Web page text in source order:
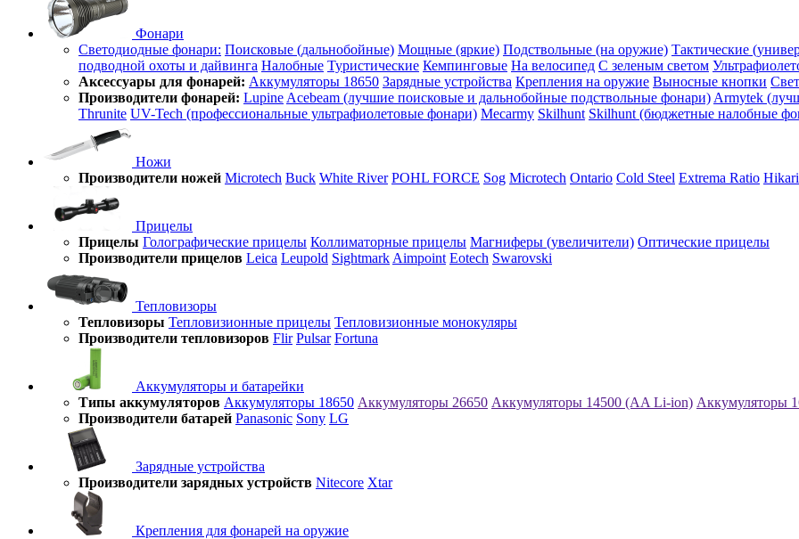
Фонари
Светодиодные фонари: Поисковые (дальнобойные) Мощные (яркие) Подствольные (на оружие) Тактические
подводной охоты и дайвинга Налобные Туристические Кемпинговые На велосипед С зеленым светом
Аксессуары для фонарей: Аккумуляторы 18650 Зарядные устройства Крепления на оружие Выносные кнопки
Производители фонарей: Lupine Acebeam (лучшие поисковые и дальнобойные подствольные фонари) Armytek
Thrunite UV-Tech (профессиональные ультрафиолетовые фонари) Mecarmy Skilhunt Skilhunt (бюджетные налобные
Ножи
Производители ножей Microtech Buck White River POHL FORCE Sog Microtech Ontario Cold Steel Extrema Ratio Hikari
Прицелы
Прицелы Голографические прицелы Коллиматорные прицелы Магниферы (увеличители) Оптические прицелы
Производители прицелов Leica Leupold Sightmark Aimpoint Eotech Swarovski
Тепловизоры
Тепловизоры Тепловизионные прицелы Тепловизионные монокуляры
Производители тепловизоров Flir Pulsar Fortuna
Аккумуляторы и батарейки
Типы аккумуляторов Аккумуляторы 18650 Аккумуляторы 26650 Аккумуляторы 14500 (AA Li-ion) Аккумуляторы
Производители батарей Panasonic Sony LG
Зарядные устройства
Производители зарядных устройств Nitecore Xtar
Крепления для фонарей на оружие